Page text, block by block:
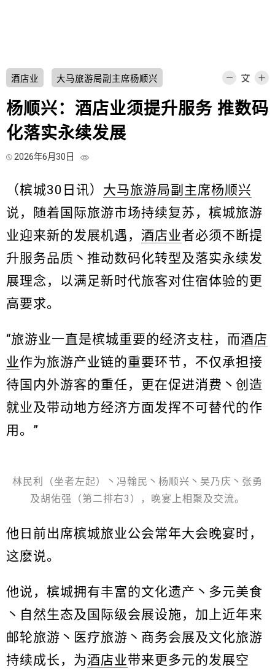
酒店业 大马旅游局副主席杨顺兴
杨顺兴：酒店业须提升服务 推数码
化落实永续发展
2026年6月30日
（槟城30日讯） 大马旅游局副主席杨顺兴
说，随着国际旅游市场持续复苏，槟城旅游
业迎来新的发展机遇， 酒店业者必须不断提
升服务品质丶推动数码化转型及落实永续发
展理念，以满足新时代旅客对住宿体验的更
高要求。
“旅游业一直是槟城重要的经济支柱，而酒店
业作为旅游产业链的重要环节，不仅承担接
待国内外游客的重任，更在促进消费丶创造
就业及带动地方经济方面发挥不可替代的作
用。”
林民利（坐者左起）丶冯翰民丶杨顺兴丶吴乃庆丶张勇
及胡佑强（第二排右3），晚宴上相聚及交流。
他日前出席槟城旅业公会常年大会晚宴时，
这麽说。
他说，槟城拥有丰富的文化遗产丶多元美食
丶自然生态及国际级会展设施，加上近年来
邮轮旅游丶医疗旅游丶商务会展及文化旅游
持续成长，为酒店业带来更多元的发展空